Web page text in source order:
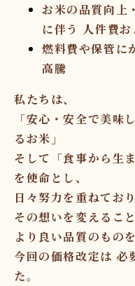
お米の品質向上
に伴う 人件費
燃料費や保管に
高騰
私たちは、
「安心・安全で美味
るお米 」
そして「食事から生
を使命とし、
日々努力を重ねており
その想いを変えること
より良い品質のもの
今回の価格改定は 必
た。